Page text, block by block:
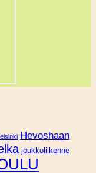
Hevoshaan
joukkoliikenne